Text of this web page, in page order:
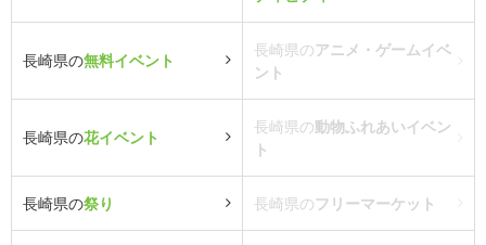
長崎県の無料イベント
長崎県のアニメ・ゲームイベ
ント
長崎県の花イベント
長崎県の動物ふれあいイベン
ト
長崎県の祭り 長崎県のフリーマーケット